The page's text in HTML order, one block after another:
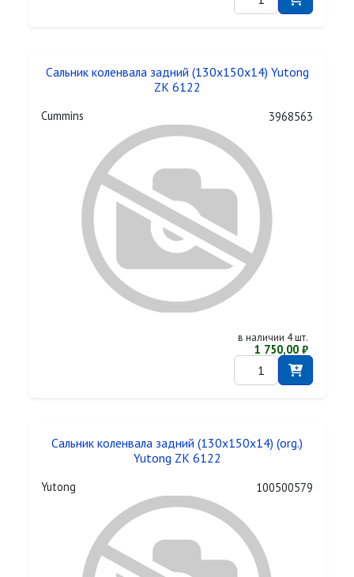
Сальник коленвала задний (130x150x14) Yutong
ZK 6122
Cummins 3968563
в наличии 4 шт.
1 750,00 ₽
Сальник коленвала задний (130x150x14) (org.)
Yutong ZK 6122
Yutong 100500579